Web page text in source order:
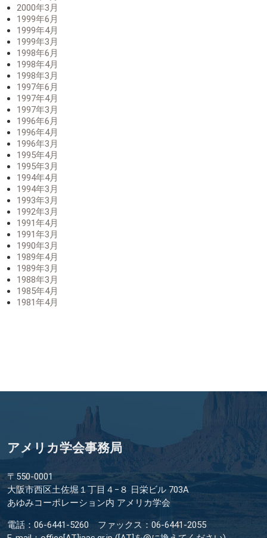
2000年3月
1999年6月
1999年4月
1999年3月
1998年6月
1998年4月
1998年3月
1997年6月
1997年4月
1997年3月
1996年6月
1996年4月
1996年3月
1995年4月
1995年3月
1994年4月
1994年3月
1993年3月
1992年3月
1991年4月
1991年3月
1990年3月
1989年4月
1989年3月
1988年3月
1985年4月
1981年4月
アメリカ学会事務局
〒550-0001
大阪市西区土佐堀１丁目４−８ 日栄ビル 703A
あゆみコーポレーション内 アメリカ学会
電話：06-6441-5260 ファックス：06-6441-2055